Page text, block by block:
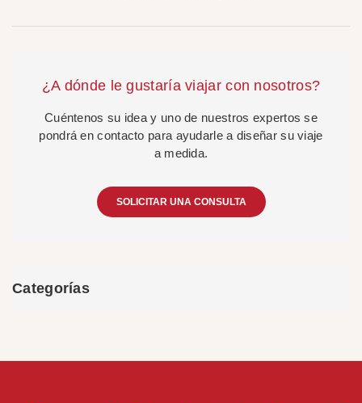
¿A dónde le gustaría viajar con nosotros?
Cuéntenos su idea y uno de nuestros expertos se
pondrá en contacto para ayudarle a diseñar su viaje
a medida.
SOLICITAR UNA CONSULTA
Categorías